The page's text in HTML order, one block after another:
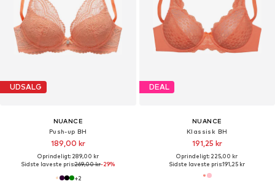
UDSALG
NUANCE
Push-up BH
189,00 kr
Oprindeligt: 289,00 kr
Sidste laveste pris:269,00 kr-29%
+2
DEAL
NUANCE
Klassisk BH
191,25 kr
Oprindeligt: 225,00 kr
Sidste laveste pris:191,25 kr